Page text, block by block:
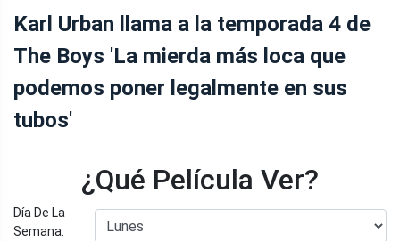
Karl Urban llama a la temporada 4 de
The Boys 'La mierda más loca que
podemos poner legalmente en sus
tubos'
¿Qué Película Ver?
Día De La
Semana: